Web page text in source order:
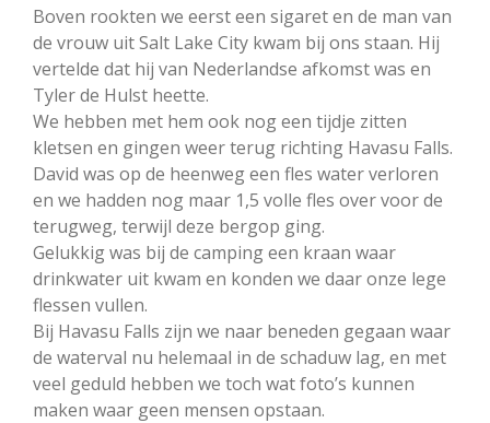
Boven rookten we eerst een sigaret en de man van
de vrouw uit Salt Lake City kwam bij ons staan. Hij
vertelde dat hij van Nederlandse afkomst was en
Tyler de Hulst heette.
We hebben met hem ook nog een tijdje zitten
kletsen en gingen weer terug richting Havasu Falls.
David was op de heenweg een fles water verloren
en we hadden nog maar 1,5 volle fles over voor de
terugweg, terwijl deze bergop ging.
Gelukkig was bij de camping een kraan waar
drinkwater uit kwam en konden we daar onze lege
flessen vullen.
Bij Havasu Falls zijn we naar beneden gegaan waar
de waterval nu helemaal in de schaduw lag, en met
veel geduld hebben we toch wat foto’s kunnen
maken waar geen mensen opstaan.